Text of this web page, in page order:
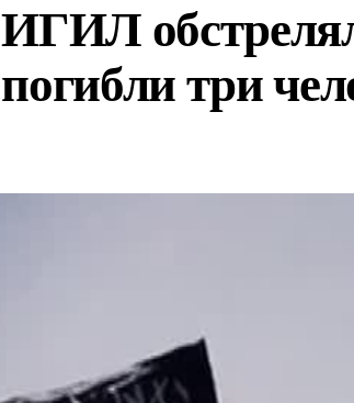
ИГИЛ
погибли три